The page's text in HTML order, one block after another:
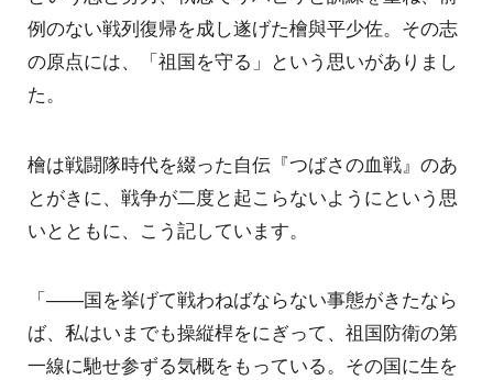
例のない戦列復帰を成し遂げた檜與平少佐。その志
の原点には、「祖国を守る」という思いがありまし
た。
檜は戦闘隊時代を綴った自伝『つばさの血戦』のあ
とがきに、戦争が二度と起こらないようにという思
いとともに、こう記しています。
「――国を挙げて戦わねばならない事態がきたなら
ば、私はいまでも操縦桿をにぎって、祖国防衛の第
一線に馳せ参ずる気概をもっている。その国に生を